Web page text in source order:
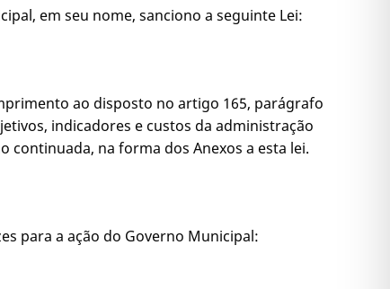
em seu nome, sanciono a seguinte Lei:
ao disposto no artigo 165, parágrafo
indicadores e custos da administração
continuada, na forma dos Anexos a esta lei.
para a ação do Governo Municipal: